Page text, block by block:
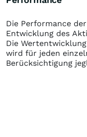
Die Performance der
Entwicklung des
Die
wird für jeden
Berücksichtigung